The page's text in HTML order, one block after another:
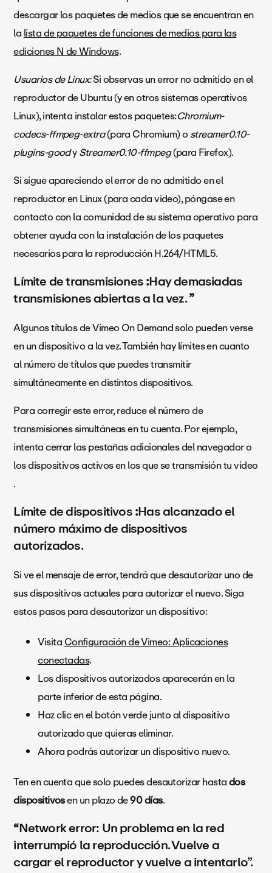
descargar los paquetes de medios que se encuentran en
lalista de paquetes de funciones de medios para las
ediciones N de Windows.
Usuarios de Linux:Si observas un error no admitido en el
reproductor de Ubuntu (y en otros sistemas operativos
Linux), intenta instalar estos paquetes:Chromium-
codecs-ffmpeg-extra(para Chromium) ostreamer0.10-
plugins-goodyStreamer0.10-ffmpeg(para Firefox).
Si sigue apareciendo el error de no admitido en el
reproductor en Linux (para cada video), póngase en
contacto con la comunidad de su sistema operativo para
obtener ayuda con la instalación de los paquetes
necesarios para la reproducción H.264/HTML5.
Límite de transmisiones:Hay demasiadas
transmisiones abiertas a la vez.”
Algunos títulos de Vimeo On Demand solo pueden verse
en un dispositivo a la vez. También hay límites en cuanto
al número de títulos que puedes transmitir
simultáneamente en distintos dispositivos.
Para corregir este error, reduce el número de
transmisiones simultáneas en tu cuenta. Por ejemplo,
intenta cerrar las pestañas adicionales del navegador o
los dispositivos activos en los que se transmisión tu video
.
Límite de dispositivos:Has alcanzado el
número máximo de dispositivos
autorizados.
Si ve el mensaje de error, tendrá que desautorizar uno de
sus dispositivos actuales para autorizar el nuevo. Siga
estos pasos para desautorizar un dispositivo:
VisitaConfiguración de Vimeo: Aplicaciones
conectadas.
Los dispositivos autorizados aparecerán en la
parte inferior de esta página.
Haz clic en el botón verde junto al dispositivo
autorizado que quieras eliminar.
Ahora podrás autorizar un dispositivo nuevo.
Ten en cuenta que solo puedes desautorizar hastados
dispositivosen un plazo de90 días.
“Network error: Un problema en la red
interrumpió la reproducción. Vuelve a
cargar el reproductor y vuelve a intentarlo”.